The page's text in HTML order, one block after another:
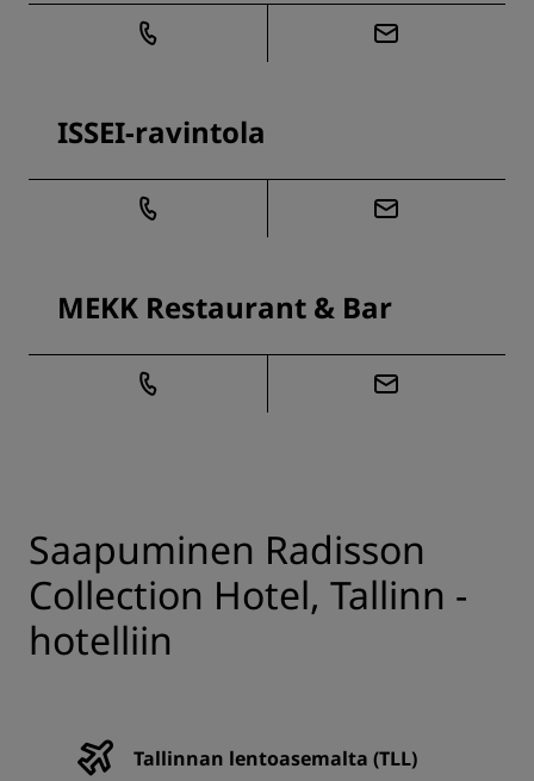
ISSEI-ravintola
MEKK Restaurant & Bar
Saapuminen Radisson
Collection Hotel, Tallinn -
hotelliin
Tallinnan lentoasemalta (TLL)